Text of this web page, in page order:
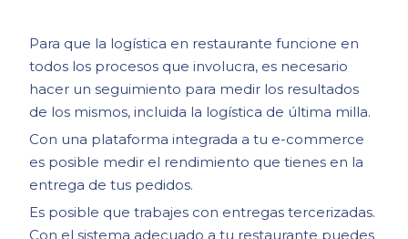
Para que la logística en restaurante funcione en
todos los procesos que involucra, es necesario
hacer un seguimiento para medir los resultados
de los mismos, incluida la logística de última milla.
Con una plataforma integrada a tu e-commerce
es posible medir el rendimiento que tienes en la
entrega de tus pedidos.
Es posible que trabajes con entregas tercerizadas.
Con el sistema adecuado a tu restaurante puedes